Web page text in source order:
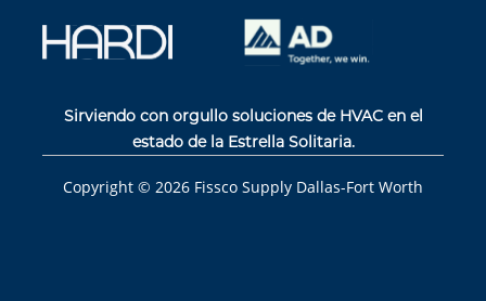
Sirviendo con orgullo soluciones de HVAC en el
estado de la Estrella Solitaria.
Copyright © 2026 Fissco Supply Dallas-Fort Worth